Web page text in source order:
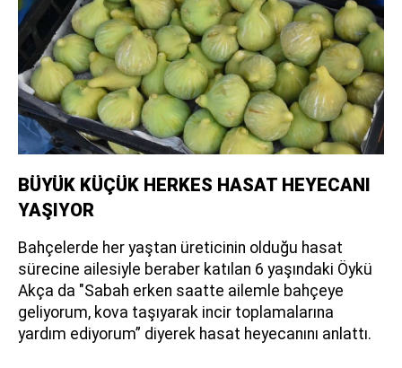
BÜYÜK KÜÇÜK HERKES HASAT HEYECANI
YAŞIYOR
Bahçelerde her yaştan üreticinin olduğu hasat
sürecine ailesiyle beraber katılan 6 yaşındaki Öykü
Akça da "Sabah erken saatte ailemle bahçeye
geliyorum, kova taşıyarak incir toplamalarına
yardım ediyorum” diyerek hasat heyecanını anlattı.